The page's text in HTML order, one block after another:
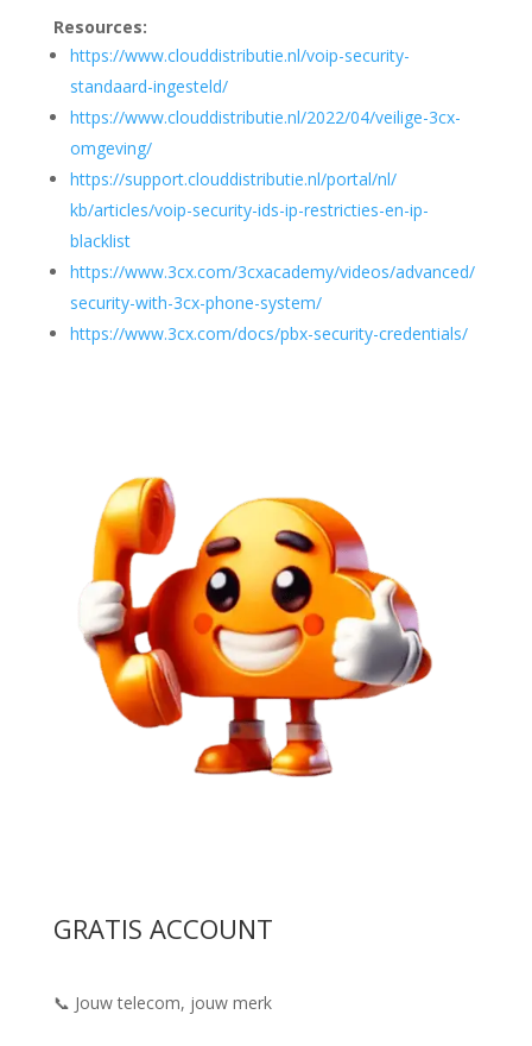
Resources:
https://www.clouddistributie.nl/voip-security-
standaard-ingesteld/
https://www.clouddistributie.nl/2022/04/veilige-3cx-
omgeving/
https://support.clouddistributie.nl/portal/nl/
kb/articles/voip-security-ids-ip-restricties-en-ip-
blacklist
https://www.3cx.com/3cxacademy/videos/advanced/
security-with-3cx-phone-system/
https://www.3cx.com/docs/pbx-security-credentials/
GRATIS ACCOUNT
📞 Jouw telecom, jouw merk